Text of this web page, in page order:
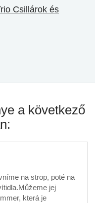
Csillárok és
a következő
na strop, poté na
jej
která je